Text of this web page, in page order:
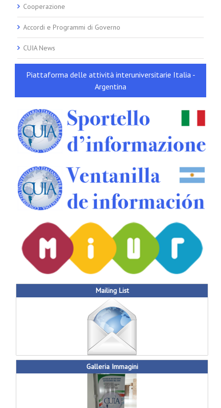
Cooperazione
Accordi e Programmi di Governo
CUIA News
Piattaforma delle attività interuniversitarie Italia -
Argentina
Mailing List
Galleria Immagini